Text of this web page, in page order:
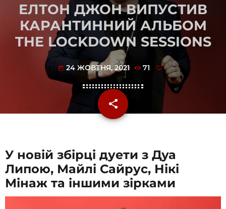
ЕЛТОН ДЖОН ВИПУСТИВ
КАРАНТИННИЙ АЛЬБОМ
THE LOCKDOWN SESSIONS
today 24 ЖОВТНЯ, 2021 71
share
email
У новій збірці дуети з Дуа
Липою, Майлі Сайрус, Нікі
Мінаж та іншими зірками